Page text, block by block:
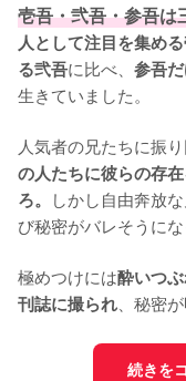
壱吾・弐吾・参吾は
人として注目を集め
る弐吾に比べ、 参吾
生きていました。
人気者の兄たちに振
の人たちに彼らの存
ろ。 しかし自由奔放
び秘密がバレそうにな
極めつけには酔いつ
刊誌に撮られ 、秘密
続きを